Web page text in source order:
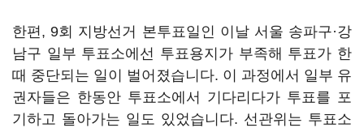
한편, 9회 지방선거 본투표일인 이날 서울 송파구·강
남구 일부 투표소에선 투표용지가 부족해 투표가 한
때 중단되는 일이 벌어졌습니다. 이 과정에서 일부 유
권자들은 한동안 투표소에서 기다리다가 투표를 포
기하고 돌아가는 일도 있었습니다. 선관위는 투표소